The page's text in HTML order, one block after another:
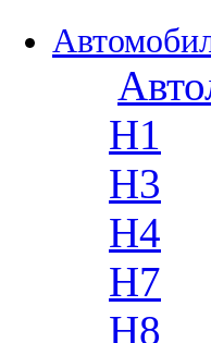
H1
H3
H4
H7
H8